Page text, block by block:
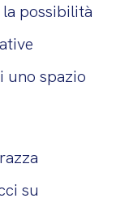
possibilità
uno spazio
su